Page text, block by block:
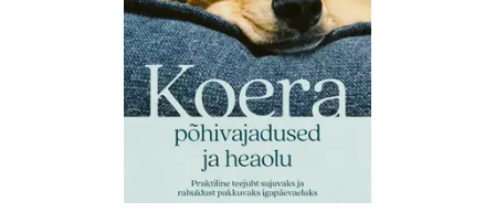
Ettevõtlus (30)
Filoloogia (121)
Filosoofia (146)
Geograafia (65)
Haridus (20)
Ilukirjandus (4258)